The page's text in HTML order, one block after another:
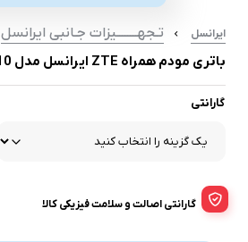
ایرانسل
تـجهــــــــیزات جـانبی ایرانسل
باتری مودم همراه ZTE ایرانسل مدل MF910
گارانتی
گارانتی اصالت و سلامت فیزیکی کالا